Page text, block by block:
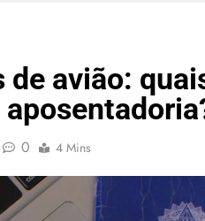
avião:
0 4 Mins